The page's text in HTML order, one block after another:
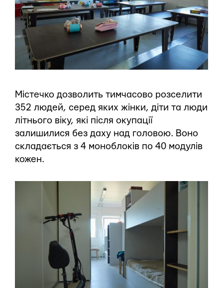
Містечко дозволить тимчасово розселити
352 людей, серед яких жінки, діти та люди
літнього віку, які після окупації
залишилися без даху над головою. Воно
складається з 4 моноблоків по 40 модулів
кожен.